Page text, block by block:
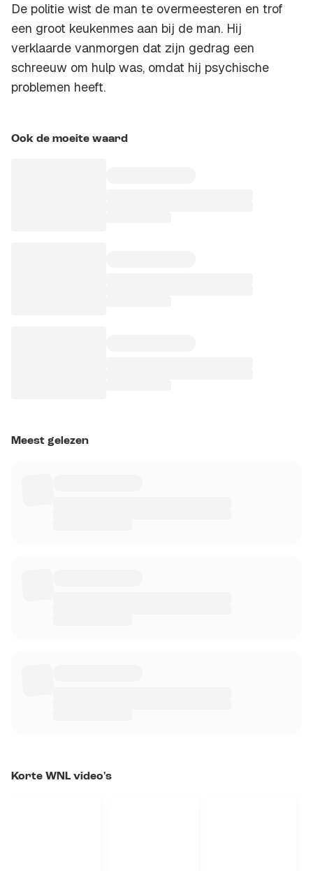
De politie wist de man te overmeesteren en trof
een groot keukenmes aan bij de man. Hij
verklaarde vanmorgen dat zijn gedrag een
schreeuw om hulp was, omdat hij psychische
problemen heeft.
Ook de moeite waard
Meest gelezen
Korte WNL video's